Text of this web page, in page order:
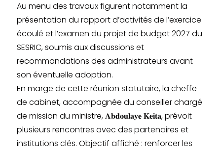
Au menu des travaux figurent notamment la
présentation du rapport d’activités de l’exercice
écoulé et l’examen du projet de budget 2027 du
SESRIC, soumis aux discussions et
recommandations des administrateurs avant
son éventuelle adoption.
En marge de cette réunion statutaire, la cheffe
de cabinet, accompagnée du conseiller chargé
de mission du ministre, 𝐀𝐛𝐝𝐨𝐮𝐥𝐚𝐲𝐞 𝐊𝐞𝐢𝐭𝐚, prévoit
plusieurs rencontres avec des partenaires et
institutions clés. Objectif affiché : renforcer les